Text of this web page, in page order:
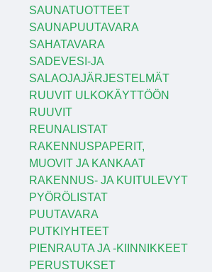
SAUNATUOTTEET
SAUNAPUUTAVARA
SAHATAVARA
SADEVESI-JA
SALAOJAJÄRJESTELMÄT
RUUVIT ULKOKÄYTTÖÖN
RUUVIT
REUNALISTAT
RAKENNUSPAPERIT,
MUOVIT JA KANKAAT
RAKENNUS- JA KUITULEVYT
PYÖRÖLISTAT
PUUTAVARA
PUTKIYHTEET
PIENRAUTA JA -KIINNIKKEET
PERUSTUKSET